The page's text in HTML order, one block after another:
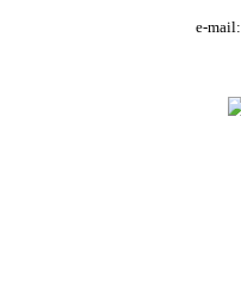
e-mail: